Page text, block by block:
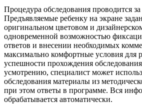
Процедура обследования проводится
Предъявляемые ребенку на экране
оригинальном цветовом и
одновременной возможностью
ответов и внесении необходимых
максимально комфортные условия для
успешности прохождения
усмотрению, специалист может
обследования материалы из
при этом ответы в программе. Вся
обрабатывается автоматически.